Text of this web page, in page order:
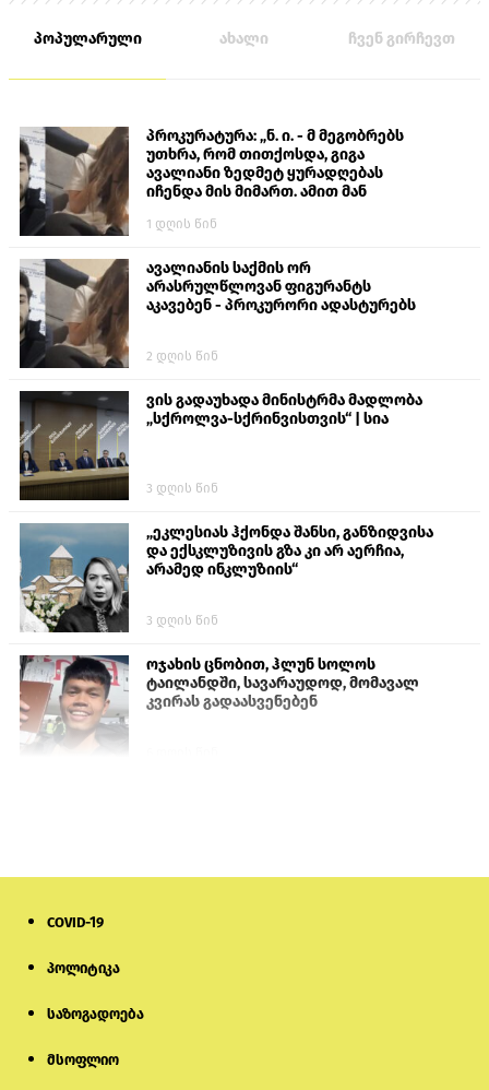
პოპულარული ახალი ჩვენ გირჩევთ
პროკურატურა: „ნ. ი. - მ მეგობრებს
უთხრა, რომ თითქოსდა, გიგა
ავალიანი ზედმეტ ყურადღებას
იჩენდა მის მიმართ. ამით მან
თავს დასხმოდა გიგა ავალიანს“
1 დღის წინ
ავალიანის საქმის ორ
არასრულწლოვან ფიგურანტს
აკავებენ - პროკურორი ადასტურებს
2 დღის წინ
ვის გადაუხადა მინისტრმა მადლობა
„სქროლვა-სქრინვისთვის“ | სია
3 დღის წინ
„ეკლესიას ჰქონდა შანსი, განზიდვისა
და ექსკლუზივის გზა კი არ აერჩია,
არამედ ინკლუზიის“
3 დღის წინ
ოჯახის ცნობით, ჰლუნ სოლოს
ტაილანდში, სავარაუდოდ, მომავალ
კვირას გადაასვენებენ
COVID-19
პოლიტიკა
საზოგადოება
მსოფლიო